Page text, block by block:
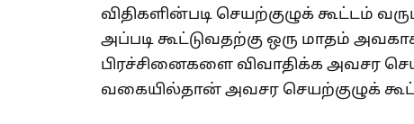
விதிகளின்படி செயற்குழுக் கூட்டம்
அப்படி கூட்டுவதற்கு ஒரு மாதம்
பிரச்சினைகளை விவாதிக்க அவசர
வகையில்தான் அவசர செயற்குழுக்